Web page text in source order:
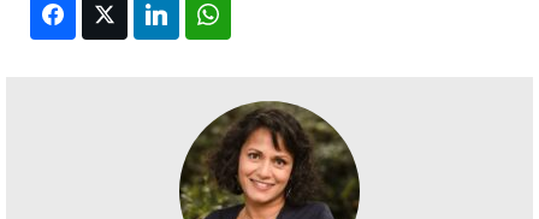
FacebookTwitter LinkedIn